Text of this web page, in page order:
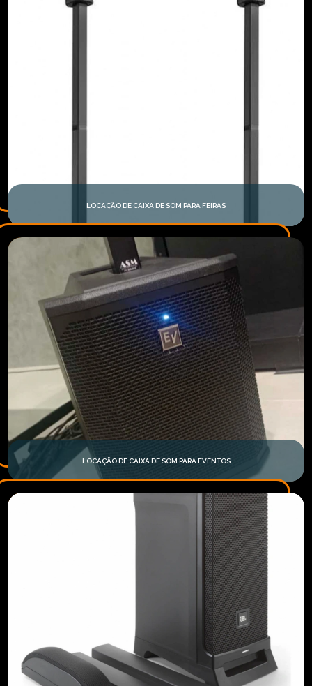
LOCAÇÃO DE CAIXA DE SOM PARA FEIRAS
LOCAÇÃO DE CAIXA DE SOM PARA EVENTOS